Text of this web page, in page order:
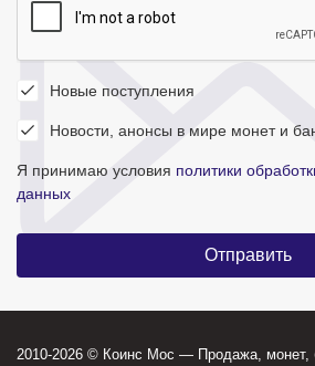
Новые поступления
Новости, анонсы в мире монет и
Я принимаю условия политики
данных
2010-2026 © Коинс Мос — Продажа, монет,